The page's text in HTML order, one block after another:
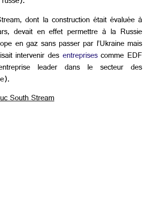
dont la construction était évaluée à
devait en effet permettre à la Russie
en gaz sans passer par l’Ukraine mais
intervenir des entreprisescomme EDF
leader dans le secteur des
South Stream